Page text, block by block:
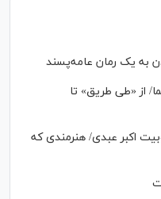
به یک رمان عامه‌پسند
از «طی طریق» تا
اکبر عبدی/ هنرمندی که